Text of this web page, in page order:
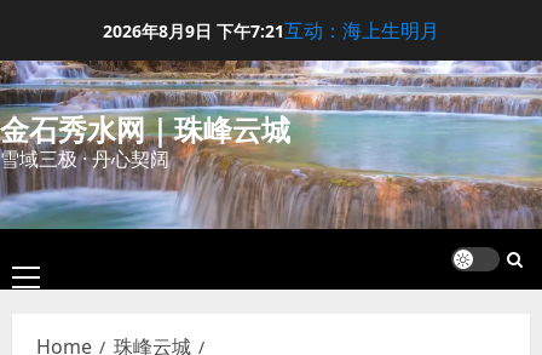
content
2026年8月9日 下午7:21互动：海上生明月
金石秀水网｜珠峰云城
雪域三极 · 丹心契阔
Primary
Menu
Home
珠峰云城